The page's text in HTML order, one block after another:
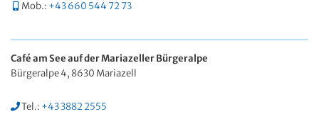
Mob.: +43 660 544 72 73
Café am See auf der Mariazeller Bürgeralpe
Bürgeralpe 4, 8630 Mariazell
Tel.: +43 3882 2555